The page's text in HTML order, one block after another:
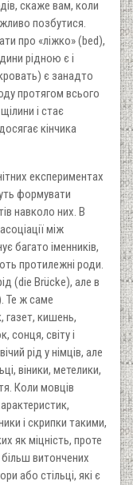
скаже вам, коли
позбутися.
про «ліжко» (bed),
рідною є і
є занадто
протягом всього
і стає
кінчика
експериментах
формувати
навколо них. В
між
багато іменників,
протилежні роди.
(die Brücke), але в
Те ж саме
газет, кишень,
сонця, світу і
рід у німців, але
віники, метелики,
Коли мовців
і скрипки такими,
як міцність, проте
витончених
або стільці, які є